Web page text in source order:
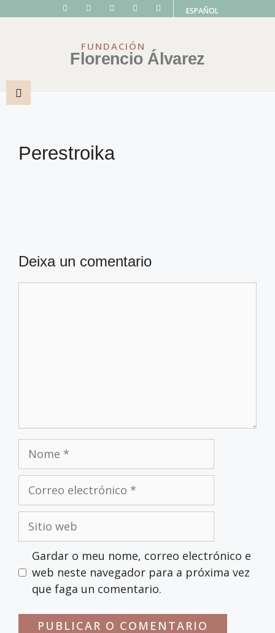
ESPAÑOL
FUNDACIÓN
Florencio Álvarez
Perestroika
Deixa un comentario
Gardar o meu nome, correo electrónico e
web neste navegador para a próxima vez
que faga un comentario.